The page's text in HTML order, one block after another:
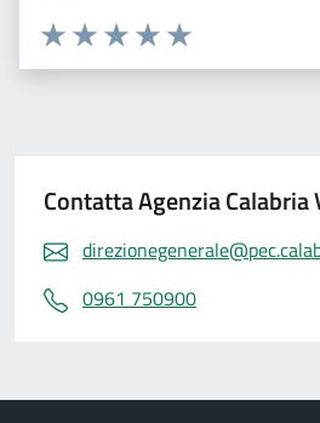
Valuta 5 stelle su
Valuta 4 stelle su 5
Valuta 3 stelle su 5
Valuta 2 stelle su 5
Valuta 1 stelle su 5
Contatta Agenzia Calabria
0961 750900